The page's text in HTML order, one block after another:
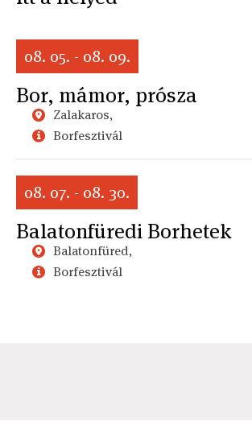
08. 05. - 08. 09.
Bor, mámor, prósza
Zalakaros,
Borfesztivál
08. 07. - 08. 30.
Balatonfüredi Borhetek
Balatonfüred,
Borfesztivál